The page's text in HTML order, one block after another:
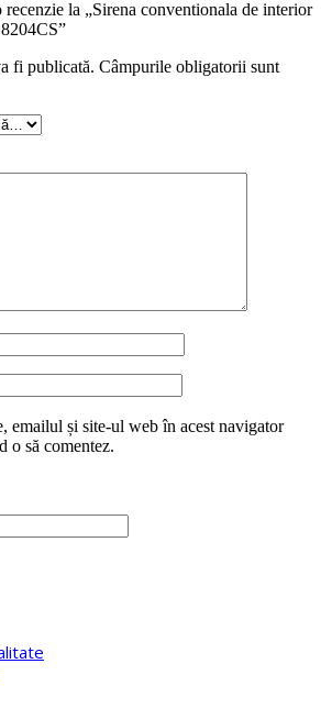
la „Sirena conventionala de interior
fi publicată. Câmpurile obligatorii sunt
emailul și site-ul web în acest navigator
o să comentez.